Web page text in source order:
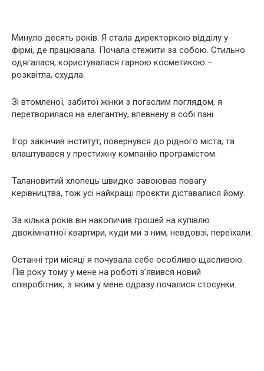
Минуло десять років. Я стала директоркою відділу у
фірмі, де працювала. Почала стежити за собою. Стильно
одягалася, користувалася гарною косметикою –
розквітла, схудла.
Зі втомленої, забитої жінки з погаслим поглядом, я
перетворилася на елегантну, впевнену в собі пані.
Ігор закінчив інститут, повернувся до рідного міста, та
влаштувався у престижну компанію програмістом.
Талановитий хлопець швидко завоював повагу
керівництва, тож усі найкращі проєкти діставалися йому.
За кілька років він накопичив грошей на купівлю
двокімнатної квартири, куди ми з ним, невдовзі, переїхали.
Останні три місяці я почувала себе особливо щасливою.
Пів року тому у мене на роботі з’явився новий
співробітник, з яким у мене одразу почалися стосунки.